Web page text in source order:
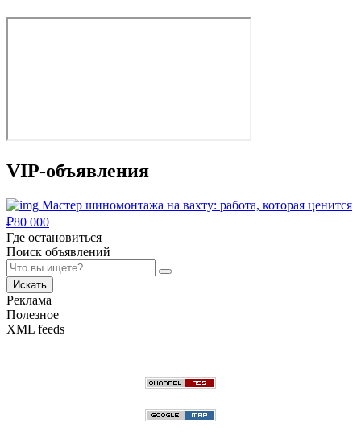
VIP-объявления
Мастер шиномонтажа на вахту: работа, которая ценится
₽80 000
Где остановиться
Поиск объявлений
Искать
Реклама
Полезное
XML feeds